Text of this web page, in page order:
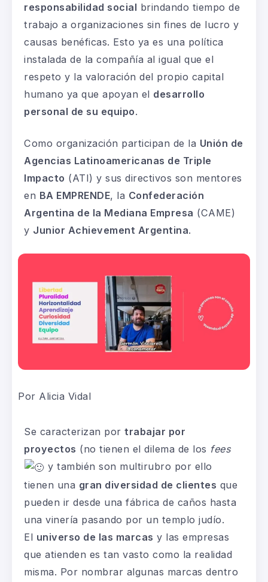
responsabilidad social brindando tiempo de
trabajo a organizaciones sin fines de lucro y
causas benéficas. Esto ya es una política
instalada de la compañía al igual que el
respeto y la valoración del propio capital
humano ya que apoyan el desarrollo
personal de su equipo.
Como organización participan de la Unión de
Agencias Latinoamericanas de Triple
Impacto (ATI) y sus directivos son mentores
en BA EMPRENDE, la Confederación
Argentina de la Mediana Empresa (CAME)
y Junior Achievement Argentina.
Por Alicia Vidal
Se caracterizan por trabajar por
proyectos (no tienen el dilema de los fees
y también son multirubro por ello
tienen una gran diversidad de clientes que
pueden ir desde una fábrica de caños hasta
una vinería pasando por un templo judío.
El universo de las marcas y las empresas
que atienden es tan vasto como la realidad
misma. Por nombrar algunas marcas dentro